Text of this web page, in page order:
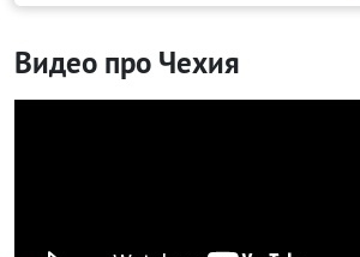
Видео про Чехия